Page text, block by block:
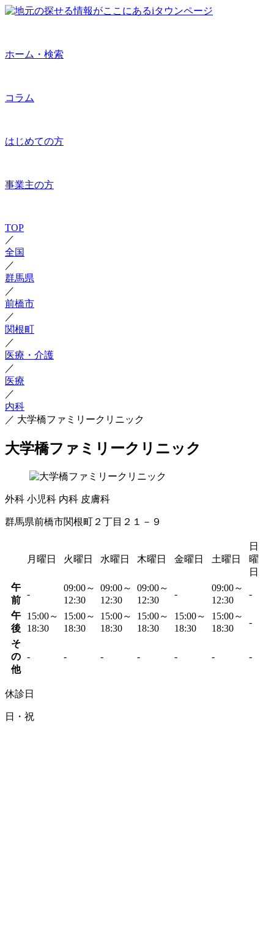
ホーム・検索
コラム
はじめての方
事業主の方
TOP
／
全国
／
群馬県
／
前橋市
／
関根町
／
医療・介護
／
医療
／
内科
／ 大学橋ファミリークリニック
大学橋ファミリークリニック
外科 小児科 内科 皮膚科
群馬県前橋市関根町２丁目２１－９
月曜日 火曜日 水曜日 木曜日 金曜日 土曜日
日
曜
日
午
前
-
09:00～
12:30
09:00～
12:30
09:00～
12:30
-
09:00～
12:30
-
午
後
15:00～
18:30
15:00～
18:30
15:00～
18:30
15:00～
18:30
15:00～
18:30
15:00～
18:30
-
そ
の
他
- - - - - - -
休診日
日・祝